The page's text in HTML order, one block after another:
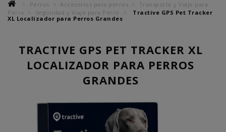
Perros Accesorios para perros
Transporte y Viaje para
Perro
Seguridad y Viaje para Perro
Tractive GPS Pet Tracker
XL Localizador para Perros Grandes
TRACTIVE GPS PET TRACKER XL
LOCALIZADOR PARA PERROS
GRANDES